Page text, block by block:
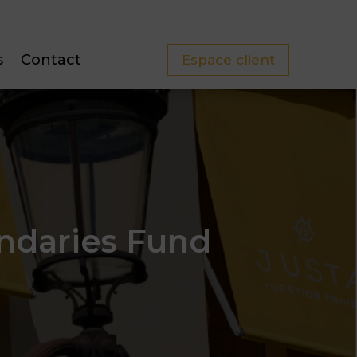
Contact Espace client
Fund